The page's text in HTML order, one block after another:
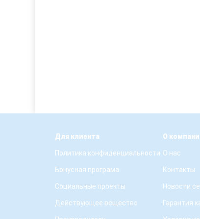
Для клиента
Политика конфиденциальности
Бонусная програма
Социальные проекты
Действующее вещество
О
О нас
Контакты
Новости
Гарантия